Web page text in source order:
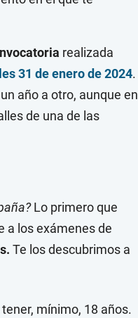
realizada
31 de enero de 2024.
año a otro, aunque en
de una de las
Lo primero que
a los exámenes de
Te los descubrimos a
mínimo, 18 años.